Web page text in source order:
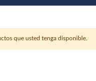
que usted tenga disponible.